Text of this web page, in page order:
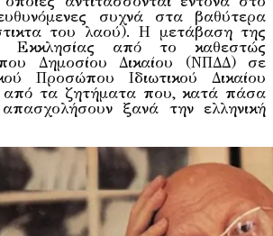
συχνά στα βαθύτερα
του λαού). Η μετάβαση της
Εκκλησίας από το καθεστώς
Δημοσίου Δικαίου (ΝΠΔΔ) σε
Προσώπου Ιδιωτικού Δικαίου
από τα ζητήματα που, κατά πάσα
ξανά την ελληνική